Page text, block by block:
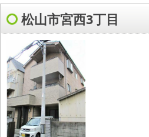
松山市宮西3丁目